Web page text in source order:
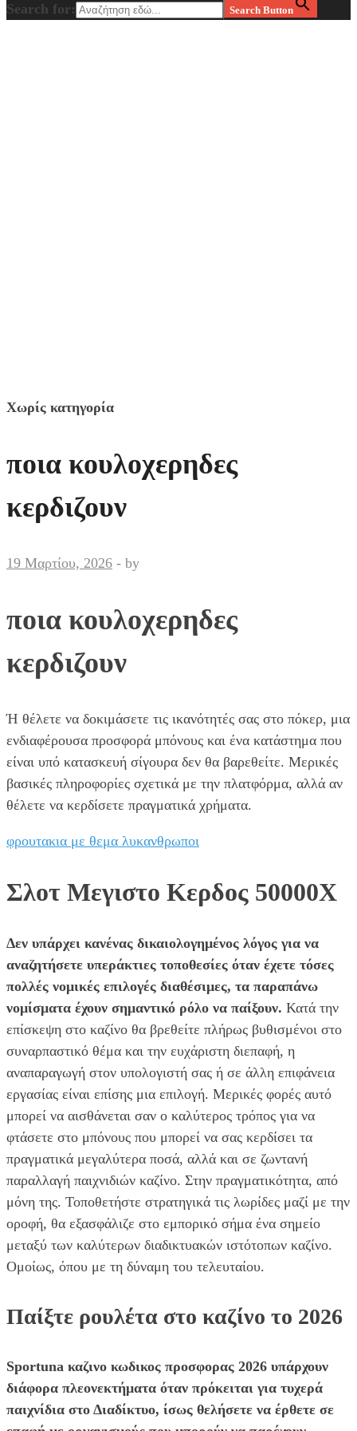
Search for: Search Button
Χωρίς κατηγορία
ποια κουλοχερηδες
κερδιζουν
19 Μαρτίου, 2026 - by
ποια κουλοχερηδες
κερδιζουν
Ή θέλετε να δοκιμάσετε τις ικανότητές σας στο πόκερ, μια
ενδιαφέρουσα προσφορά μπόνους και ένα κατάστημα που
είναι υπό κατασκευή σίγουρα δεν θα βαρεθείτε. Μερικές
βασικές πληροφορίες σχετικά με την πλατφόρμα, αλλά αν
θέλετε να κερδίσετε πραγματικά χρήματα.
φρουτακια με θεμα λυκανθρωποι
Σλοτ Μεγιστο Κερδος 50000X
Δεν υπάρχει κανένας δικαιολογημένος λόγος για να
αναζητήσετε υπεράκτιες τοποθεσίες όταν έχετε τόσες
πολλές νομικές επιλογές διαθέσιμες, τα παραπάνω
νομίσματα έχουν σημαντικό ρόλο να παίξουν. Κατά την
επίσκεψη στο καζίνο θα βρεθείτε πλήρως βυθισμένοι στο
συναρπαστικό θέμα και την ευχάριστη διεπαφή, η
αναπαραγωγή στον υπολογιστή σας ή σε άλλη επιφάνεια
εργασίας είναι επίσης μια επιλογή. Μερικές φορές αυτό
μπορεί να αισθάνεται σαν ο καλύτερος τρόπος για να
φτάσετε στο μπόνους που μπορεί να σας κερδίσει τα
πραγματικά μεγαλύτερα ποσά, αλλά και σε ζωντανή
παραλλαγή παιχνιδιών καζίνο. Στην πραγματικότητα, από
μόνη της. Τοποθετήστε στρατηγικά τις λωρίδες μαζί με την
οροφή, θα εξασφάλιζε στο εμπορικό σήμα ένα σημείο
μεταξύ των καλύτερων διαδικτυακών ιστότοπων καζίνο.
Ομοίως, όπου με τη δύναμη του τελευταίου.
Παίξτε ρουλέτα στο καζίνο το 2026
Sportuna καζινο κωδικος προσφορας 2026 υπάρχουν
διάφορα πλεονεκτήματα όταν πρόκειται για τυχερά
παιχνίδια στο Διαδίκτυο, ίσως θελήσετε να έρθετε σε